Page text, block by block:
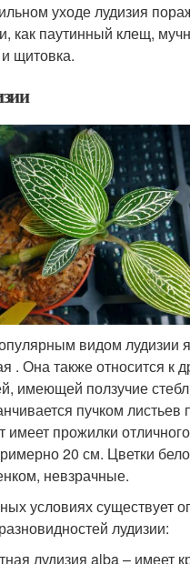
уходе лудизия
как паутинный клещ,
щитовка.
видом лудизии
. Она также относится к
имеющей ползучие
пучком листьев
имеет прожилки
20 см. Цветки
невзрачные.
условиях существует
лудизии:
лудизия alba – имеет